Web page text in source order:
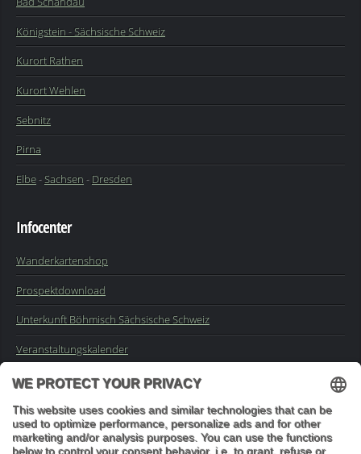
Königstein - Sächsische Schweiz
Kurort Rathen
Kurort Wehlen
Sebnitz
Pirna
Elbe-Sachsen - Dresden
Infocenter
Wanderkartenshop
Prospektdownload
Unterkunft Böhmisch Sächsische Schweiz
Veranstaltungskalender
Impressum